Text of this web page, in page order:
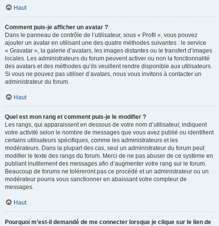
Haut
Comment puis-je afficher un avatar ?
Dans le panneau de contrôle de l’utilisateur, sous « Profil », vous pouvez
ajouter un avatar en utilisant une des quatre méthodes suivantes : le service
« Gravatar », la galerie d’avatars, les images distantes ou le transfert d’images
locales. Les administrateurs du forum peuvent activer ou non la fonctionnalité
des avatars et des méthodes qu’ils veuillent rendre disponible aux utilisateurs.
Si vous ne pouvez pas utiliser d’avatars, nous vous invitons à contacter un
administrateur du forum.
Haut
Quel est mon rang et comment puis-je le modifier ?
Les rangs, qui apparaissent en dessous de votre nom d’utilisateur, indiquent
votre activité selon le nombre de messages que vous avez publié ou identifient
certains utilisateurs spécifiques, comme les administrateurs et les
modérateurs. Dans la plupart des cas, seul un administrateur du forum peut
modifier le texte des rangs du forum. Merci de ne pas abuser de ce système en
publiant inutilement des messages afin d’augmenter votre rang sur le forum.
Beaucoup de forums ne toléreront pas ce procédé et un administrateur ou un
modérateur pourra vous sanctionner en abaissant votre compteur de
messages.
Haut
Pourquoi m’est-il demandé de me connecter lorsque je clique sur le lien de